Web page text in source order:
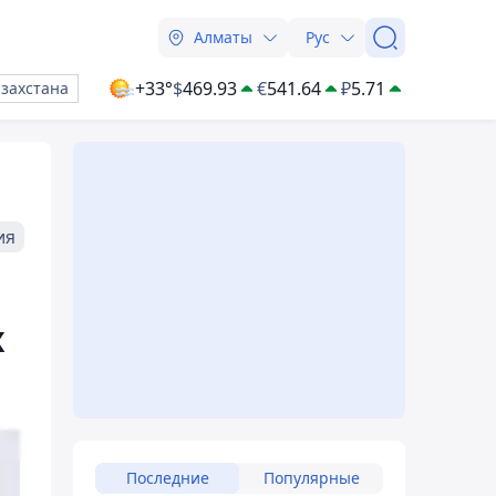
Алматы Рус
+33°$469.93 €541.64 ₽5.71
Последние Популярные